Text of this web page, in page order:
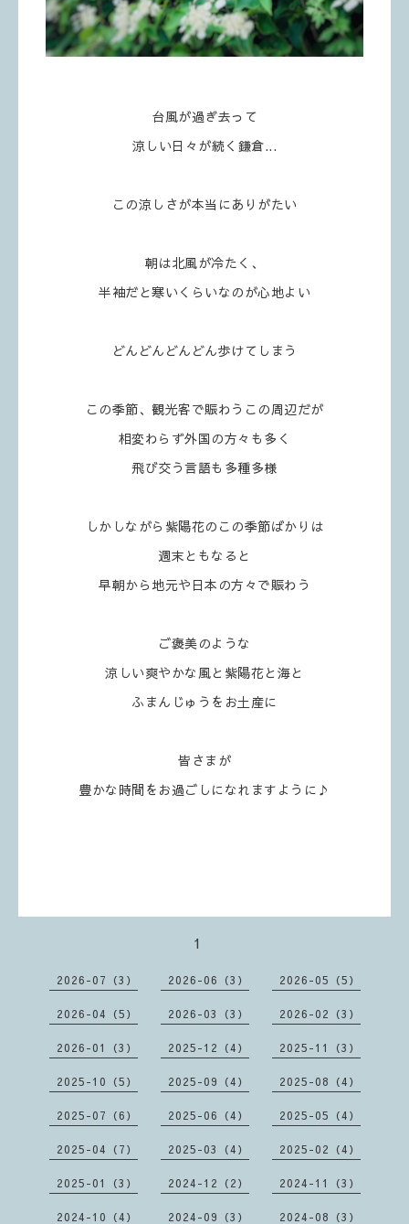
台風が過ぎ去って
涼しい日々が続く鎌倉...
この涼しさが本当にありがたい
朝は北風が冷たく、
半袖だと寒いくらいなのが心地よい
どんどんどんどん歩けてしまう
この季節、観光客で賑わうこの周辺だが
相変わらず外国の方々も多く
飛び交う言語も多種多様
しかしながら紫陽花のこの季節ばかりは
週末ともなると
早朝から地元や日本の方々で賑わう
ご褒美のような
涼しい爽やかな風と紫陽花と海と
ふまんじゅうをお土産に
皆さまが
豊かな時間をお過ごしになれますように♪
1
2026-07（3） 2026-06（3） 2026-05（5）
2026-04（5） 2026-03（3） 2026-02（3）
2026-01（3） 2025-12（4） 2025-11（3）
2025-10（5） 2025-09（4） 2025-08（4）
2025-07（6） 2025-06（4） 2025-05（4）
2025-04（7） 2025-03（4） 2025-02（4）
2025-01（3） 2024-12（2） 2024-11（3）
2024-10（4） 2024-09（3） 2024-08（3）